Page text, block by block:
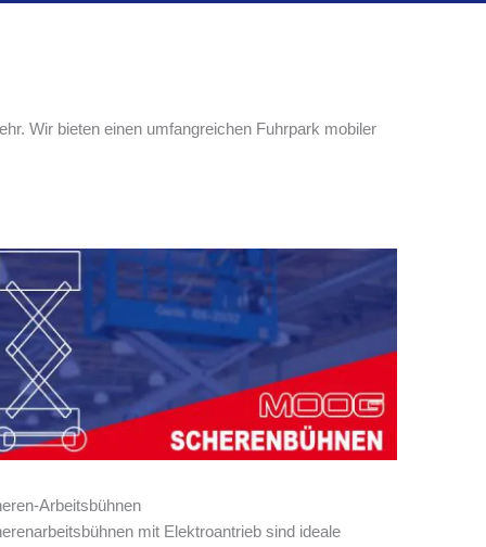
Wir bieten einen umfangreichen Fuhrpark mobiler
Arbeitsbühnen
mit Elektroantrieb sind ideale